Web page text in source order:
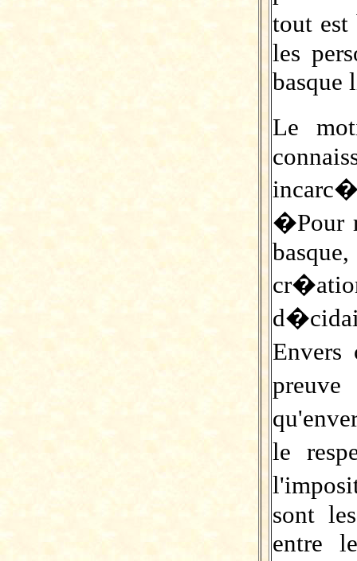
tout
les
basque
Le
�Pour
le
sont
entre